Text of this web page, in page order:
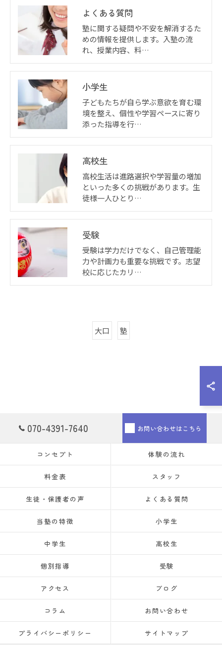
よくある質問
塾に関する疑問や不安を解消するた
めの情報を提供します。入塾の流
れ、授業内容、料…
小学生
子どもたちが自ら学ぶ意欲を育む環
境を整え、個性や学習ペースに寄り
添った指導を行…
高校生
高校生活は進路選択や学習量の増加
といった多くの挑戦があります。生
徒様一人ひとり…
受験
受験は学力だけでなく、自己管理能
力や計画力も重要な挑戦です。志望
校に応じたカリ…
大口 塾
070-4391-7640 お問い合わせはこちら
コンセプト 体験の流れ
料金表 スタッフ
生徒・保護者の声 よくある質問
当塾の特徴 小学生
中学生 高校生
個別指導 受験
アクセス ブログ
コラム お問い合わせ
プライバシーポリシー サイトマップ